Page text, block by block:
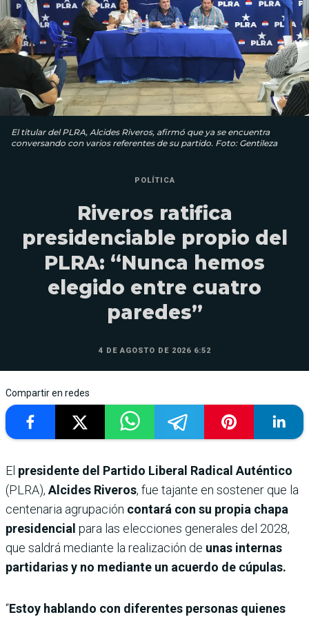
El titular del PLRA, Alcides Riveros, afirmó que ya se encuentra
conversando con varios referentes de su partido. Foto: Gentileza
POLÍTICA
Riveros ratifica
presidenciable propio del
PLRA: “Nunca hemos
elegido entre cuatro
paredes”
4 DE AGOSTO DE 2026 6:52
Compartir en redes
El presidente del Partido Liberal Radical Auténtico
(PLRA), Alcides Riveros, fue tajante en sostener que la
centenaria agrupación contará con su propia chapa
presidencial para las elecciones generales del 2028,
que saldrá mediante la realización de unas internas
partidarias y no mediante un acuerdo de cúpulas.
“Estoy hablando con diferentes personas quienes